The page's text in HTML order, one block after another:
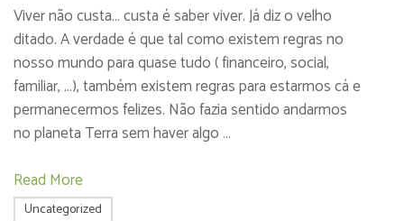
Viver não custa… custa é saber viver. Já diz o velho
ditado. A verdade é que tal como existem regras no
nosso mundo para quase tudo ( financeiro, social,
familiar, …), também existem regras para estarmos cá e
permanecermos felizes. Não fazia sentido andarmos
no planeta Terra sem haver algo …
Read More
Uncategorized